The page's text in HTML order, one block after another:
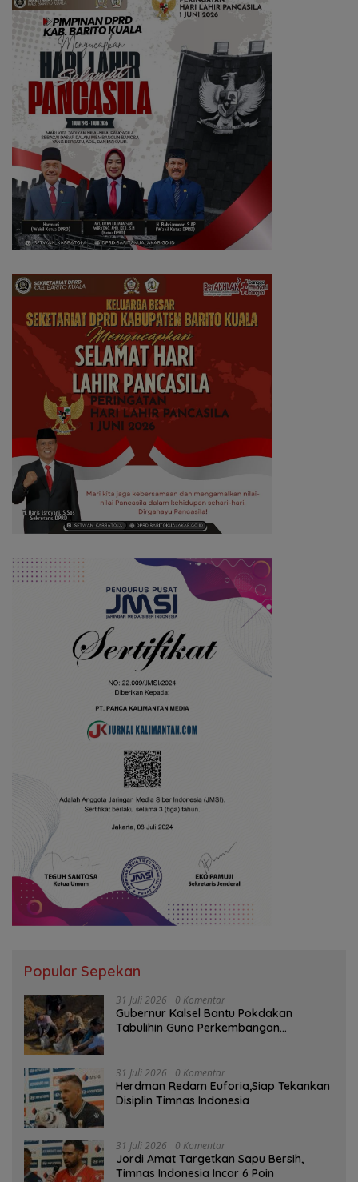
Popular Sepekan
31 Juli 2026 0 Komentar
Gubernur Kalsel Bantu Pokdakan
Tabulihin Guna Perkembangan
31 Juli 2026 0 Komentar
Herdman Redam Euforia,Siap Tekankan
Disiplin Timnas Indonesia
31 Juli 2026 0 Komentar
Jordi Amat Targetkan Sapu Bersih,
Timnas Indonesia Incar 6 Poin